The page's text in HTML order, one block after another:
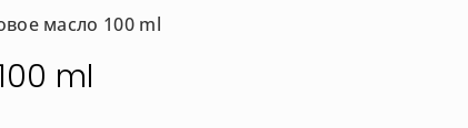
масло 100 ml
ml